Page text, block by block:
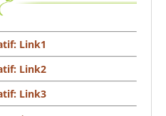
Link1
Link2
Link3